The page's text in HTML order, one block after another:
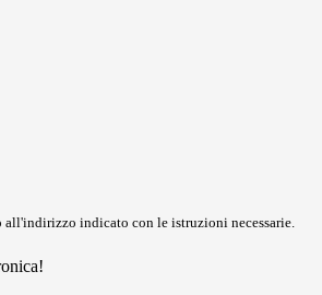
all'indirizzo indicato con le istruzioni necessarie.